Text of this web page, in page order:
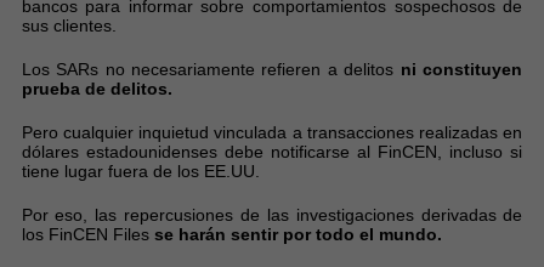
bancos para informar sobre comportamientos sospechosos de
sus clientes.
Los SARs no necesariamente refieren a delitos ni constituyen
prueba de delitos.
Pero cualquier inquietud vinculada a transacciones realizadas en
dólares estadounidenses debe notificarse al FinCEN, incluso si
tiene lugar fuera de los EE.UU.
Por eso, las repercusiones de las investigaciones derivadas de
los FinCEN Files se harán sentir por todo el mundo.